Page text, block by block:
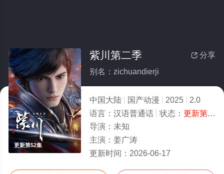
更新第52集
 分享
紫川第二季
别名：zichuandierji
中国大陆 国产动漫 2025
2.0
语言： 汉语普通话 状态： 更新第52集
导演： 未知
主演： 姜广涛
更新时间： 2026-06-17